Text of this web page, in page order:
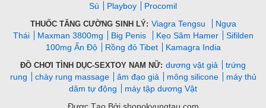
Sú
Playboy Procomil
THUỐC TĂNG CƯỜNG SINH LÝ: Viagra Tengsu
Ngựa
Thái
Maxman 3800mg Big Penis Kẹo Sâm Hamer
Sifilden
100mg Ấn Độ
Rồng đỏ Tibet Kamagra India
ĐỒ CHƠI TÌNH DỤC-SEXTOY NAM NỮ: dương vật giả
trứng
rung
chày rung massage âm đạo giả mông silicone
máy thủ
dâm tự động
máy tập dương Vật